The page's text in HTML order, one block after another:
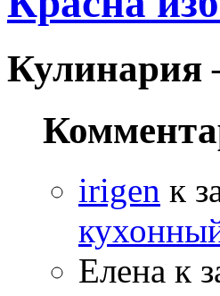
Кулинария
irigen к
Елена к